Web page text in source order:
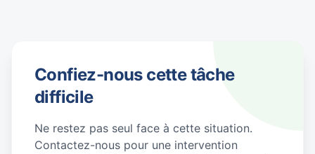
Confiez-nous cette tâche
difficile
Ne restez pas seul face à cette situation.
Contactez-nous pour une intervention